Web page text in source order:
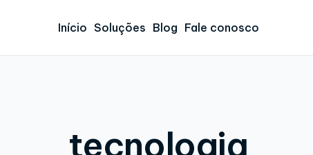
Início Soluções Blog Fale conosco
tecnologia